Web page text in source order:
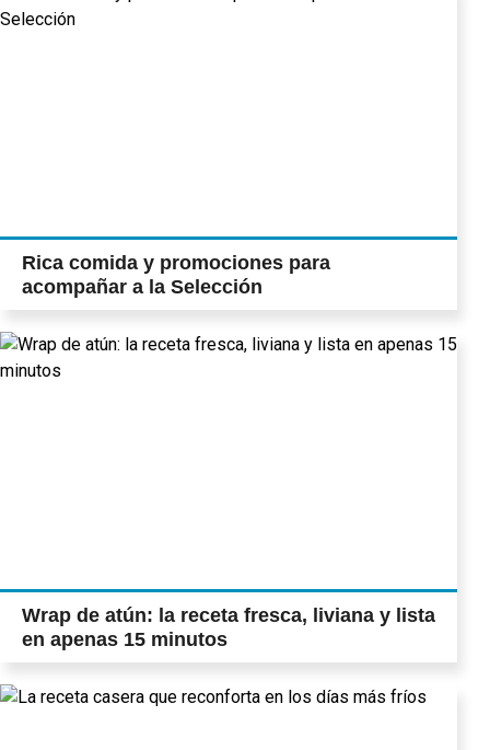
Rica comida y promociones para
acompañar a la Selección
Wrap de atún: la receta fresca, liviana y lista
en apenas 15 minutos